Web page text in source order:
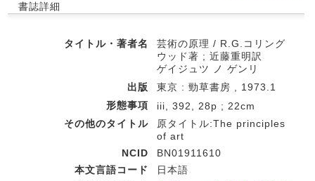
書誌詳細
タイトル・著者名
芸術の原理 / R.G.コリング
ウッド著 ; 近藤重明訳
ゲイジュツ ノ ゲンリ
出版
東京 : 勁草書房 , 1973.1
形態事項
iii, 392, 28p ; 22cm
その他のタイトル
原タイトル:The principles
of art
NCID
BN01911610
本文言語コード
日本語